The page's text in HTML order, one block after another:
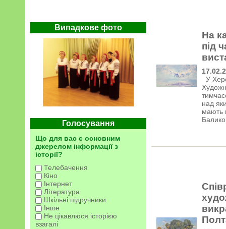
Випадкове фото
Голосування
Що для вас є основним
джерелом інформації з
історії?
Телебачення
Кіно
Інтернет
Література
Шкільні підручники
Інше
Не цікавлюся історією
взагалі
На
під
У
над
мають